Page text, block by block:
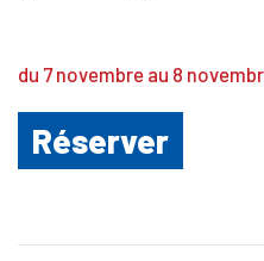
du 7 novembre au 8
Réserver